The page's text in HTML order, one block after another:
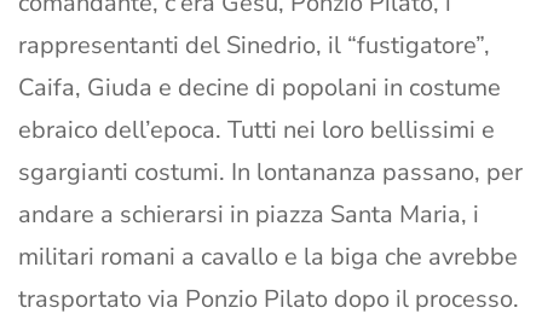
rappresentanti del Sinedrio, il “fustigatore”,
Caifa, Giuda e decine di popolani in costume
ebraico dell’epoca. Tutti nei loro bellissimi e
sgargianti costumi. In lontananza passano, per
andare a schierarsi in piazza Santa Maria, i
militari romani a cavallo e la biga che avrebbe
trasportato via Ponzio Pilato dopo il processo.